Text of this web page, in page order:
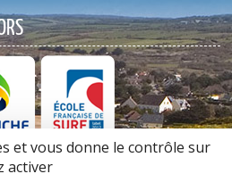
Partenaires et Sponsors
et vous donne le contrôle sur
activer